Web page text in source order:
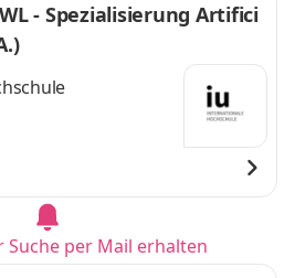
- Spezialisierung Artifici
Suche per Mail erhalten